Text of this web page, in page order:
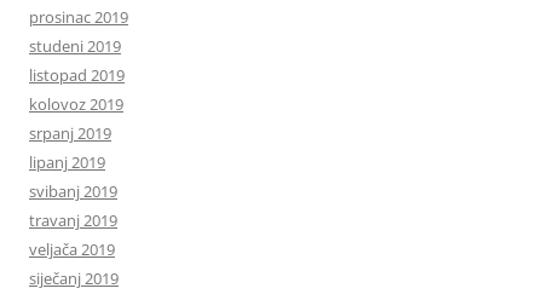
prosinac 2019
studeni 2019
listopad 2019
kolovoz 2019
srpanj 2019
lipanj 2019
svibanj 2019
travanj 2019
veljača 2019
siječanj 2019